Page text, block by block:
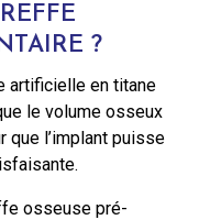
?
artificielle en titane
le volume osseux
que l’implant puisse
osseuse pré-